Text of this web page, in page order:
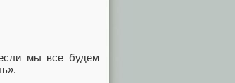
мы все будем